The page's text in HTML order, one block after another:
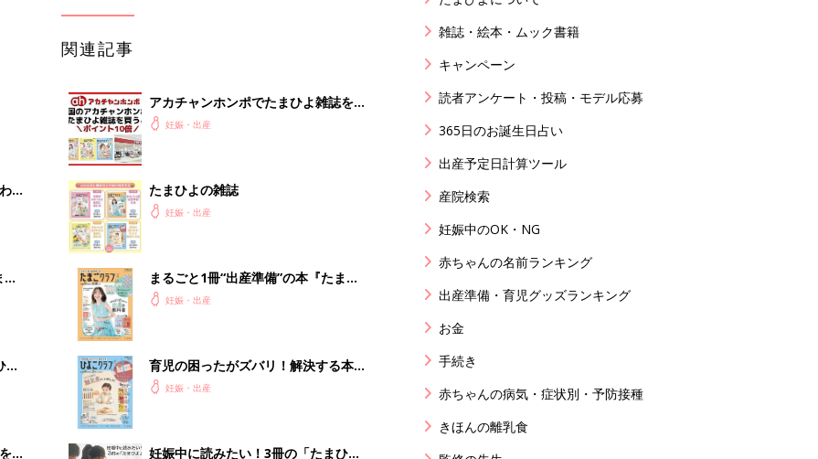
になるまで、育児に役立つ情報がいっ
ぱい！
mazonタイムセールが見逃せない
PR（Amazon）
雑誌・絵本・ムック書籍
キャンペーン
読者アンケート・投稿・モデル応募
365日のお誕生日占い
出産予定日計算ツール
産院検索
妊娠中のOK・NG
赤ちゃんの名前ランキング
出産準備・育児グッズランキング
お金
手続き
赤ちゃんの病気・症状別・予防接種
きほんの離乳食